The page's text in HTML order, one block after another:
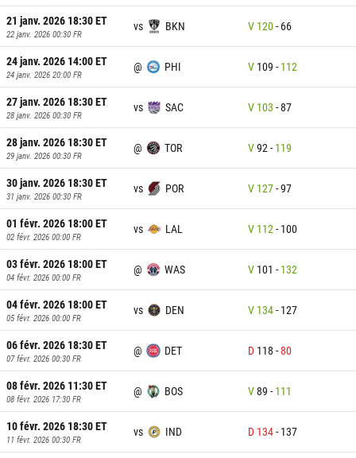
21 janv. 2026 18:30ET
22 janv. 2026 00:30 FR
vs BKN V 120- 66
24 janv. 2026 14:00ET
24 janv. 2026 20:00 FR
@ PHI V 109 - 112
27 janv. 2026 18:30ET
28 janv. 2026 00:30 FR
vs SAC V 103 -87
28 janv. 2026 18:30ET
29 janv. 2026 00:30 FR
@ TOR V92- 119
30 janv. 2026 18:30ET
31 janv. 2026 00:30 FR
vs POR V 127-97
01 févr. 2026 18:00ET
02 févr. 2026 00:00 FR
vs LAL V 112- 100
03 févr. 2026 18:00ET
04 févr. 2026 00:00 FR
@ WAS V 101 - 132
04 févr. 2026 18:00ET
05 févr. 2026 00:00 FR
vs DEN V 134- 127
06 févr. 2026 18:30ET
07 févr. 2026 00:30 FR
@ DET D 118 -80
08 févr. 2026 11:30ET
08 févr. 2026 17:30 FR
@ BOS V89 - 111
10 févr. 2026 18:30ET
11 févr. 2026 00:30 FR
vs IND D 134- 137